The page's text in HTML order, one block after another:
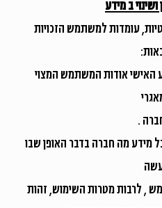
עומדות למשתמש הזכויות
האישי אודות המשתמש המצוי
.
מידע מה חברה בדבר האופן שבו
, לרבות מטרות השימוש, זהות